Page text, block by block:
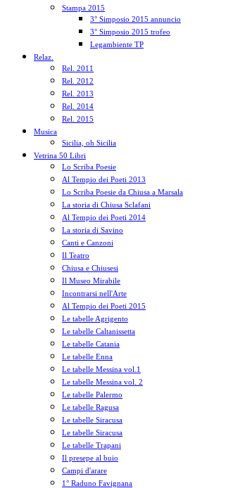
Stampa 2015
3° Simposio 2015 annuncio
3° Simposio 2015 trofeo
Legambiente TP
Relaz.
Rel. 2011
Rel. 2012
Rel. 2013
Rel. 2014
Rel. 2015
Musica
Sicilia, oh Sicilia
Vetrina 50 Libri
Lo Scriba Poesie
Al Tempio dei Poeti 2013
Lo Scriba Poesie da Chiusa a Marsala
La storia di Chiusa Sclafani
Al Tempio dei Poeti 2014
La storia di Savino
Canti e Canzoni
Il Teatro
Chiusa e Chiusesi
Il Museo Mirabile
Incontrarsi nell'Arte
Al Tempio dei Poeti 2015
Le tabelle Agrigento
Le tabelle Caltanissetta
Le tabelle Catania
Le tabelle Enna
Le tabelle Messina vol.1
Le tabelle Messina vol. 2
Le tabelle Palermo
Le tabelle Ragusa
Le tabelle Siracusa
Le tabelle Siracusa
Le tabelle Trapani
Il presepe al buio
Campi d'arare
1° Raduno Favignana